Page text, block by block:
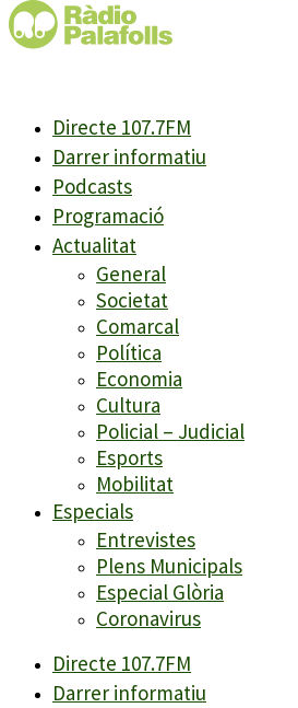
Directe 107.7FM
Darrer informatiu
Podcasts
Programació
Actualitat
General
Societat
Comarcal
Política
Economia
Cultura
Policial – Judicial
Esports
Mobilitat
Especials
Entrevistes
Plens Municipals
Especial Glòria
Coronavirus
Directe 107.7FM
Darrer informatiu